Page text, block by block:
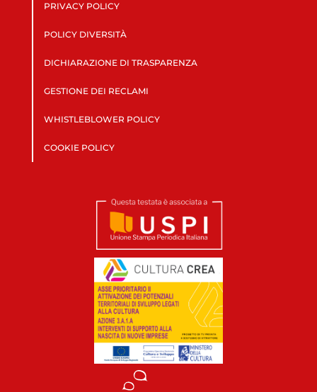
PRIVACY POLICY
POLICY DIVERSITÀ
DICHIARAZIONE DI TRASPARENZA
GESTIONE DEI RECLAMI
WHISTLEBLOWER POLICY
COOKIE POLICY